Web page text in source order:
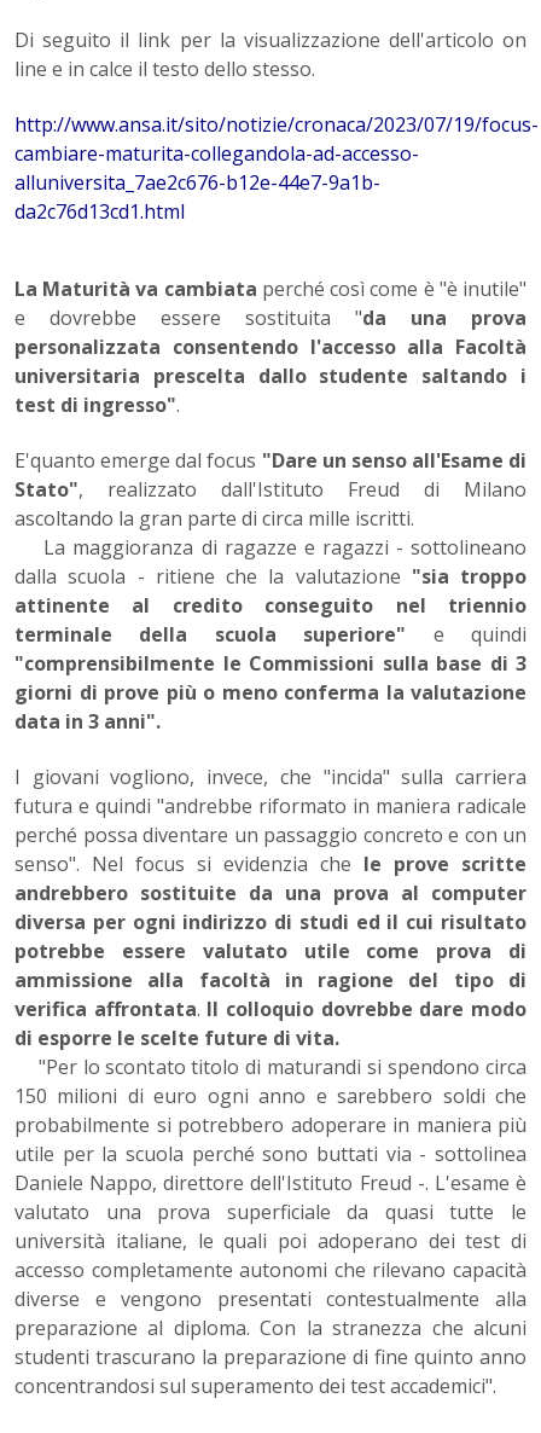
Di seguito il link per la visualizzazione dell'articolo on
line e in calce il testo dello stesso.
http://www.ansa.it/sito/notizie/cronaca/2023/07/19/focus-
cambiare-maturita-collegandola-ad-accesso-
alluniversita_7ae2c676-b12e-44e7-9a1b-
da2c76d13cd1.html
La Maturità va cambiata perché così come è "è inutile"
e dovrebbe essere sostituita "da una prova
personalizzata consentendo l'accesso alla Facoltà
universitaria prescelta dallo studente saltando i
test di ingresso".
E'quanto emerge dal focus "Dare un senso all'Esame di
Stato", realizzato dall'Istituto Freud di Milano
ascoltando la gran parte di circa mille iscritti.
La maggioranza di ragazze e ragazzi - sottolineano
dalla scuola - ritiene che la valutazione "sia troppo
attinente al credito conseguito nel triennio
terminale della scuola superiore" e quindi
"comprensibilmente le Commissioni sulla base di 3
giorni di prove più o meno conferma la valutazione
data in 3 anni".
I giovani vogliono, invece, che "incida" sulla carriera
futura e quindi "andrebbe riformato in maniera radicale
perché possa diventare un passaggio concreto e con un
senso". Nel focus si evidenzia che le prove scritte
andrebbero sostituite da una prova al computer
diversa per ogni indirizzo di studi ed il cui risultato
potrebbe essere valutato utile come prova di
ammissione alla facoltà in ragione del tipo di
verifica affrontata. Il colloquio dovrebbe dare modo
di esporre le scelte future di vita.
"Per lo scontato titolo di maturandi si spendono circa
150 milioni di euro ogni anno e sarebbero soldi che
probabilmente si potrebbero adoperare in maniera più
utile per la scuola perché sono buttati via - sottolinea
Daniele Nappo, direttore dell'Istituto Freud -. L'esame è
valutato una prova superficiale da quasi tutte le
università italiane, le quali poi adoperano dei test di
accesso completamente autonomi che rilevano capacità
diverse e vengono presentati contestualmente alla
preparazione al diploma. Con la stranezza che alcuni
studenti trascurano la preparazione di fine quinto anno
concentrandosi sul superamento dei test accademici".